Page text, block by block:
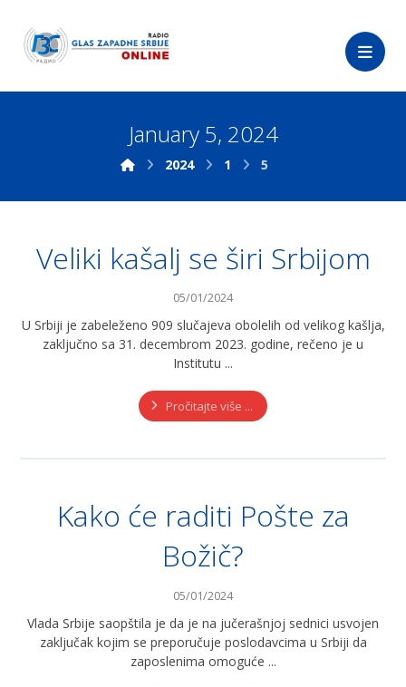
January 5, 2024
2024 1 5
Veliki kašalj se širi Srbijom
05/01/2024
U Srbiji je zabeleženo 909 slučajeva obolelih od velikog kašlja,
zaključno sa 31. decembrom 2023. godine, rečeno je u
Institutu ...
Pročitajte više ...
Kako će raditi Pošte za
Božič?
05/01/2024
Vlada Srbije saopštila je da je na jučerašnjoj sednici usvojen
zaključak kojim se preporučuje poslodavcima u Srbiji da
zaposlenima omoguće ...